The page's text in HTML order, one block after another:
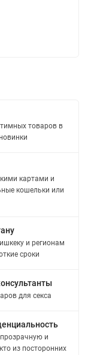
товаров в
картами и
кошельки или
и регионам
сроки
для секса
и
из посторонних